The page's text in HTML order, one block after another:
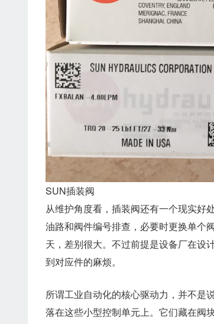
SUN插装阀
从维护角度看，插装阀还有一个现实好
油路和阀件编号排查，必要时更换单个
天，差别很大。不过前提是设备厂在设
到对应件的麻烦。
所谓工业自动化的核心驱动力，并不是
落在这些小型控制单元上。它们藏在阀